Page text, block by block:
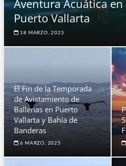
Aventura Acuática en
Puerto Vallarta
18 MARZO, 2025
El Fin de la Temporada
de Avistamiento de
Ballenas en Puerto
Vallarta y Bahía de
Banderas
6 MARZO, 2025